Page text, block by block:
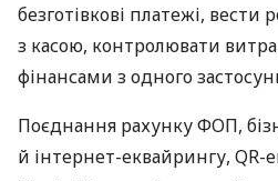
безготівкові платежі,
з касою, контролювати
фінансами з одного
Поєднання рахунку ФОП,
й інтернет-еквайрингу, QR-